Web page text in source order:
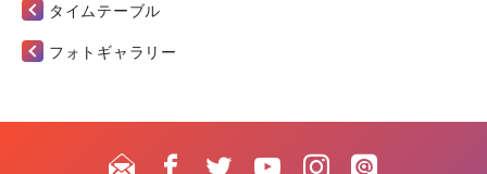
タイムテーブル
フォトギャラリー